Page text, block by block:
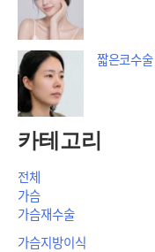
짧은코수
카테고리
전체
가슴
가슴재수술
가슴지방이식